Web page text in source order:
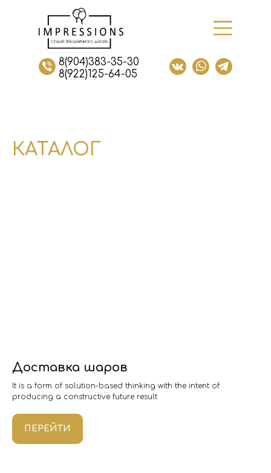
8(922)125-64-05
8(904)383-35-30
КАТАЛОГ
Доставка шаров
It is a form of solution-based thinking with the intent of
producing a constructive future result
ПЕРЕЙТИ